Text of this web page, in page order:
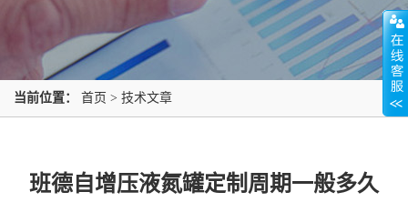
当前位置： 首页 > 技术文章
班德自增压液氮罐定制周期一般多久